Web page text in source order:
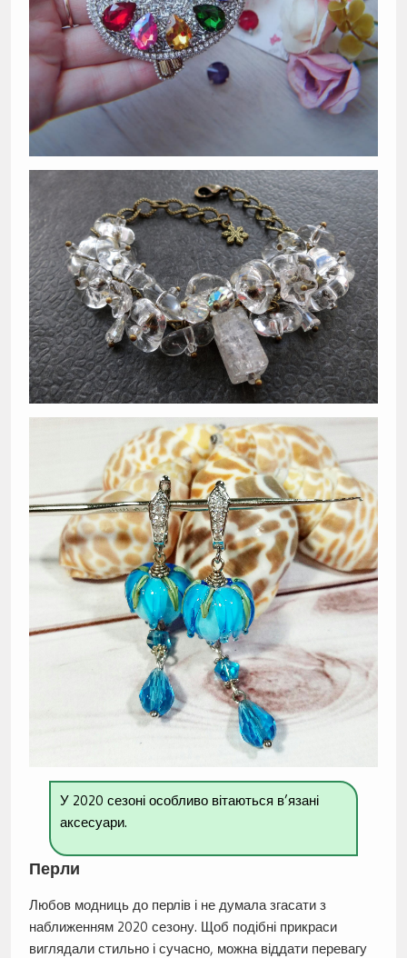
У 2020 сезоні особливо вітаються в’язані
аксесуари.
Перли
Любов модниць до перлів і не думала згасати з
наближенням 2020 сезону. Щоб подібні прикраси
виглядали стильно і сучасно, можна віддати перевагу